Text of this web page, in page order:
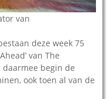
van
deze week 75
van The
begin de
ook toen al van de